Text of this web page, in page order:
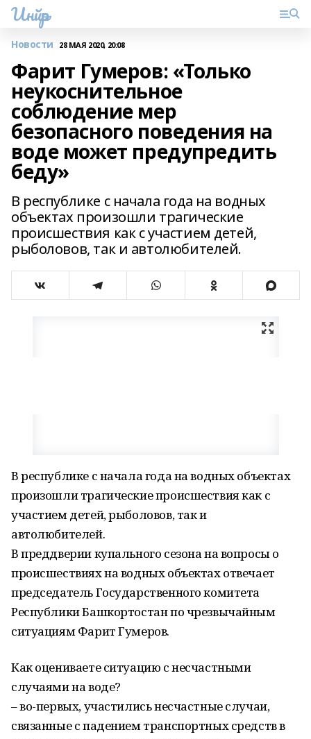
Инйәр
Новости 28 МАЯ 2020, 20:08
Фарит Гумеров: «Только
неукоснительное
соблюдение мер
безопасного поведения на
воде может предупредить
беду»
В республике с начала года на водных
объектах произошли трагические
происшествия как с участием детей,
рыболовов, так и автолюбителей.
В республике с начала года на водных объектах
произошли трагические происшествия как с
участием детей, рыболовов, так и
автолюбителей.
В преддверии купального сезона на вопросы о
происшествиях на водных объектах отвечает
председатель Государственного комитета
Республики Башкортостан по чрезвычайным
ситуациям Фарит Гумеров.
Как оцениваете ситуацию с несчастными
случаями на воде?
– во-первых, участились несчастные случаи,
связанные с падением транспортных средств в